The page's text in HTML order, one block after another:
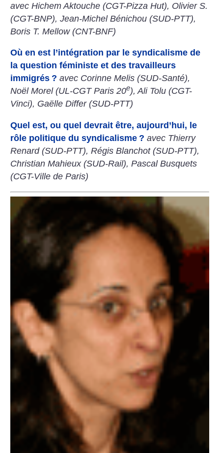
avec Hichem Aktouche (CGT-Pizza Hut), Olivier S.
(CGT-BNP), Jean-Michel Bénichou (SUD-PTT),
Boris T. Mellow (CNT-BNF)
Où en est l’intégration par le syndicalisme de
la question féministe et des travailleurs
immigrés ? avec Corinne Melis (SUD-Santé),
Noël Morel (UL-CGT Paris 20e), Ali Tolu (CGT-
Vinci), Gaëlle Differ (SUD-PTT)
Quel est, ou quel devrait être, aujourd’hui, le
rôle politique du syndicalisme ? avec Thierry
Renard (SUD-PTT), Régis Blanchot (SUD-PTT),
Christian Mahieux (SUD-Rail), Pascal Busquets
(CGT-Ville de Paris)